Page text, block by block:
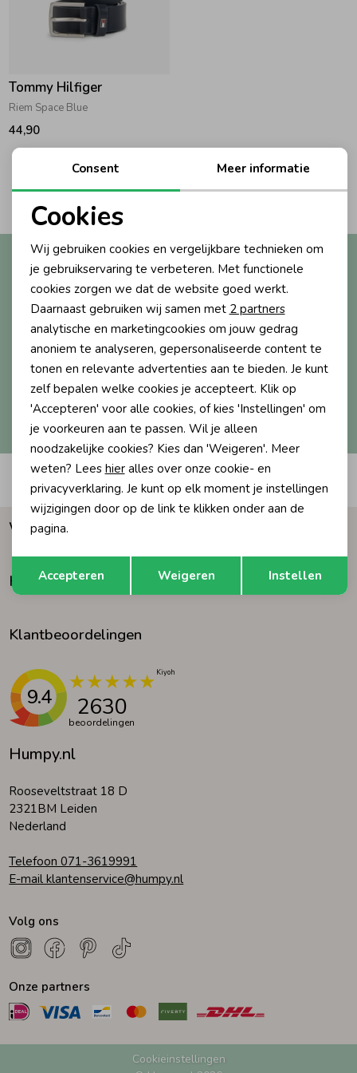
Zwemkleding
Vesten
Boxpakjes
Rompers
Ondergoed
Regenkleding &-laarzen
Zomeraccessoires
Beenmode
Zwemkleding
Vesten
Rokken & Skorts
Jumpsuits
Blouses
Blazers & Gilets
Leggings
Rompers
Regenkleding &-laarzen
Zomeraccessoires
Kledingaccessoires
Beenmode
Cadeaubonnen
Kledingaccessoires
Beenmode
Winteraccessoires
Winterjassen
Zwemvesten & Zwembandjes
Winterjassen
Tommy Hilfiger
Riem Space Blue
44,90
2
Filters
Altijd als eerste op de hoogte?
Ontvang nieuwe collecties, exclusieve acties én direct
10% korting* op je eerste bestelling.
Aanmelden
Hoe we met je data omgaan? Bekijk dit in onze
privacyverklaring.
Automatisch sparen voor korting
Humpy.nl
Rooseveltstraat 18 D
2321BM Leiden
Nederland
Telefoon 071-3619991
E-mail klantenservice@humpy.nl
Waarom Humpy?
Klantenservice
Klantbeoordelingen
9.4 2630
beoordelingen
Volg ons
Onze partners
Cookieinstellingen
Noodzakelijke cookies
Personalisatie cookies
Analytische cookies
Marketing cookies
Opslaan
Consent Meer informatie
Cookies
Wij gebruiken cookies en vergelijkbare technieken om
je gebruikservaring te verbeteren. Met functionele
cookies zorgen we dat de website goed werkt.
Daarnaast gebruiken wij samen met 2 partners
analytische en marketingcookies om jouw gedrag
anoniem te analyseren, gepersonaliseerde content te
tonen en relevante advertenties aan te bieden. Je kunt
zelf bepalen welke cookies je accepteert. Klik op
'Accepteren' voor alle cookies, of kies 'Instellingen' om
je voorkeuren aan te passen. Wil je alleen
noodzakelijke cookies? Kies dan 'Weigeren'. Meer
weten? Lees hieralles over onze cookie- en
privacyverklaring. Je kunt op elk moment je instellingen
wijzigingen door op de link te klikken onder aan de
pagina.
Accepteren Weigeren Instellen